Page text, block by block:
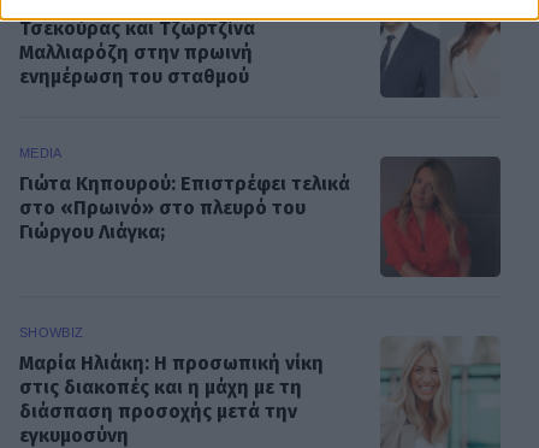
Τσεκούρας και Τζωρτζίνα
Μαλλιαρόζη στην πρωινή
ενημέρωση του σταθμού
MEDIA
Γιώτα Κηπουρού: Επιστρέφει τελικά
στο «Πρωινό» στο πλευρό του
Γιώργου Λιάγκα;
SHOWBIZ
Μαρία Ηλιάκη: Η προσωπική νίκη
στις διακοπές και η μάχη με τη
διάσπαση προσοχής μετά την
εγκυμοσύνη